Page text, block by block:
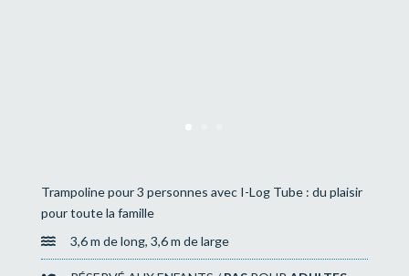
Trampoline pour 3 personnes avec I-Log Tube : du plaisir
pour toute la famille
3,6 m de long, 3,6 m de large